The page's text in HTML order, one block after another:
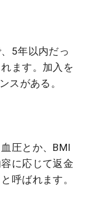
5年以内だっ
ます。加入を
スがある。
圧とか、BMI
に応じて返金
呼ばれます。